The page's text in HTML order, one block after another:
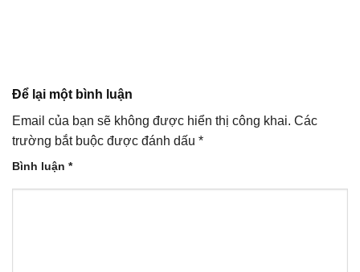
Để lại một bình luận
Email của bạn sẽ không được hiển thị công khai. Các
trường bắt buộc được đánh dấu *
Bình luận *